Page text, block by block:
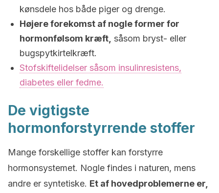
kønsdele hos både piger og drenge.
Højere forekomst af nogle former for
hormonfølsom kræft, såsom bryst- eller
bugspytkirtelkræft.
Stofskiftelidelser såsom insulinresistens,
diabetes eller fedme.
De vigtigste
hormonforstyrrende stoffer
Mange forskellige stoffer kan forstyrre
hormonsystemet. Nogle findes i naturen, mens
andre er syntetiske. Et af hovedproblemerne er,